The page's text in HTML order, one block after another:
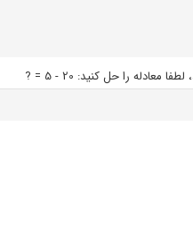
معادله را حل کنید: 20 - 5 = ?